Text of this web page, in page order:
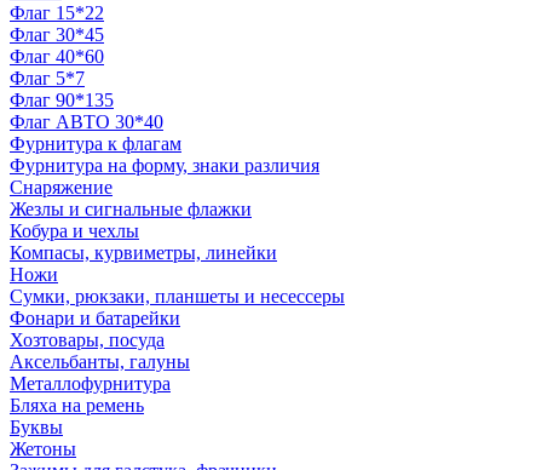
Флаг 15*22
Флаг 30*45
Флаг 40*60
Флаг 5*7
Флаг 90*135
Флаг АВТО 30*40
Фурнитура к флагам
Фурнитура на форму, знаки различия
Снаряжение
Жезлы и сигнальные флажки
Кобура и чехлы
Компасы, курвиметры, линейки
Ножи
Сумки, рюкзаки, планшеты и несессеры
Фонари и батарейки
Хозтовары, посуда
Аксельбанты, галуны
Металлофурнитура
Бляха на ремень
Буквы
Жетоны